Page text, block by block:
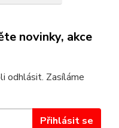
novinky, akce
odhlásit. Zasíláme
Přihlásit se